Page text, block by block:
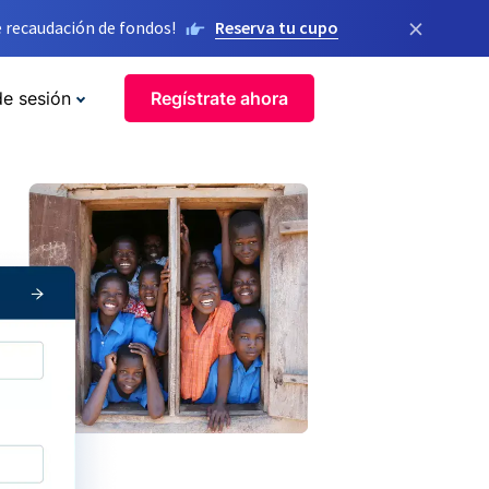
de fondos! Reserva tu cupo ×
sesión Regístrate ahora